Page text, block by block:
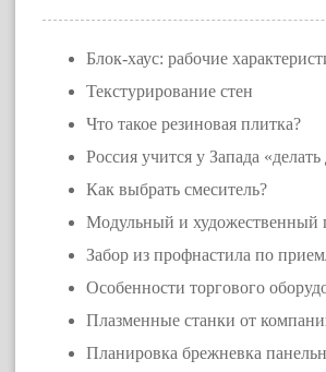
Блок-хаус: рабочие
Текстурирование стен
Что такое резиновая плитка?
Россия учится у Запада
Как выбрать смеситель?
Модульный и художественный
Забор из профнастила по
Особенности торгового
Плазменные станки от
Планировка брежневка